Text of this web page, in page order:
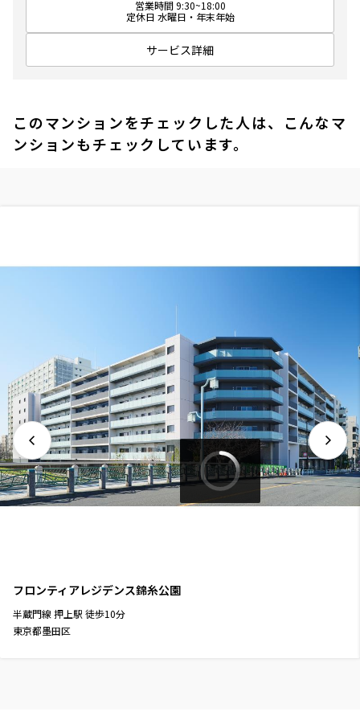
営業時間 9:30~18:00
定休日 水曜日・年末年始
サービス詳細
このマンションをチェックした人は、こんなマ
ンションもチェックしています。
フロンティアレジデンス錦糸公園
半蔵門線 押上駅 徒歩10分
東京都墨田区